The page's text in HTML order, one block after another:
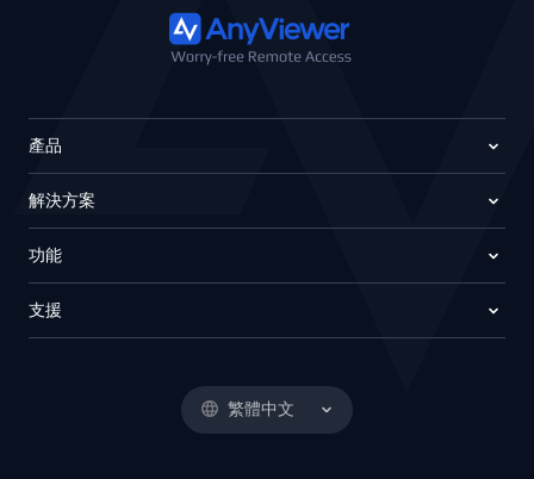
繁體中文
產品
解決方案
功能
支援